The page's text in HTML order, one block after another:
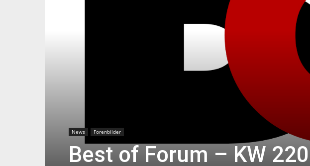
News Forenbilder
Best of Forum – KW